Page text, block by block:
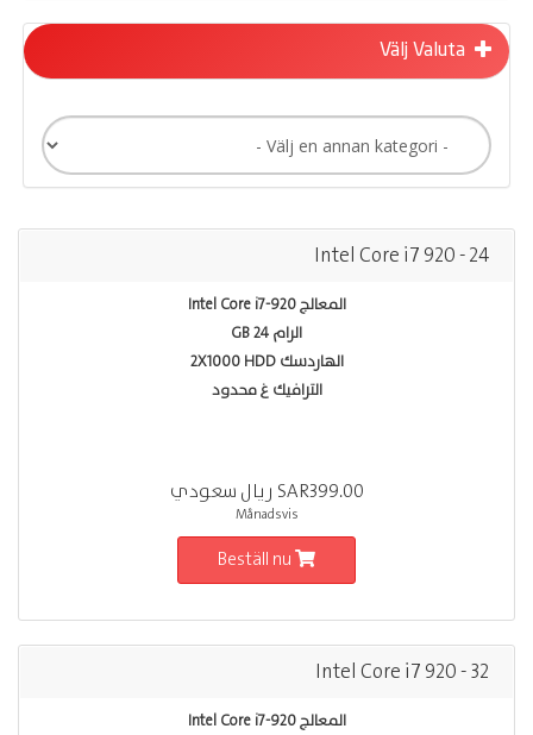
Intel Core i7 920 - 24
المعالج Intel Core i7-920
الرام 24 GB
الهاردسك 2X1000 HDD
الترافيك غ محدود
SAR399.00 ريال سعودي
Månadsvis
Intel Core i7 920 - 32
المعالج Intel Core i7-920